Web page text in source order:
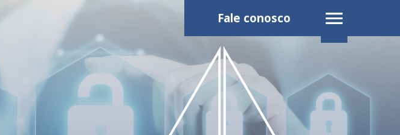
Fale conosco